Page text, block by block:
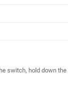
switch, hold down